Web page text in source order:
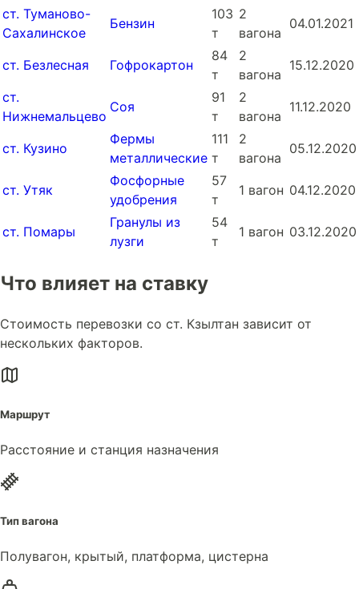
ст. Туманово-
Сахалинское
Бензин
103
т
2
вагона
04.01.2021
ст. Безлесная Гофрокартон
84
т
2
вагона
15.12.2020
ст.
Нижнемальцево
Соя
91
т
2
вагона
11.12.2020
ст. Кузино
Фермы
металлические
111
т
2
вагона
05.12.2020
ст. Утяк
Фосфорные
удобрения
57
т
1 вагон 04.12.2020
ст. Помары
Гранулы из
лузги
54
т
1 вагон 03.12.2020
Что влияет на ставку
Стоимость перевозки со ст. Кзылтан зависит от
нескольких факторов.
Маршрут
Расстояние и станция назначения
Тип вагона
Полувагон, крытый, платформа, цистерна